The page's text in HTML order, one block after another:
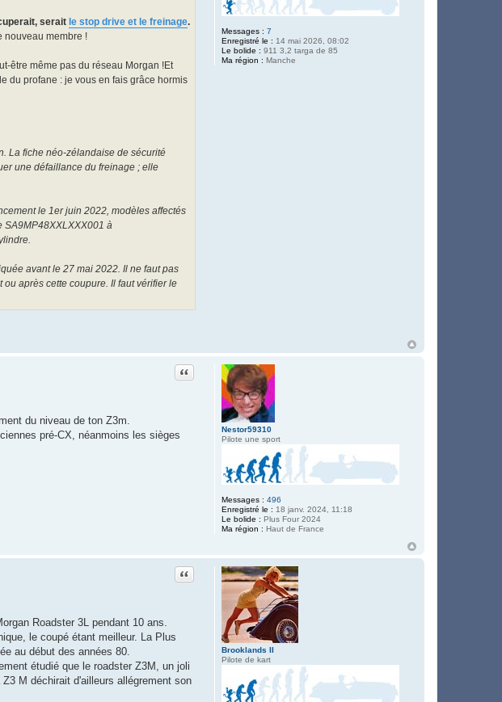
r
P
l
i
p
Messages : 7
Enregistré le : 14 mai 2026, 08:02
Le bolide : 911 3,2 targa de 85
Ma région : Manche
serait le stop drive et le freinage.
nouveau membre !
être même pas du réseau Morgan !Et
du profane : je vous en fais grâce hormis
La fiche néo-zélandaise de sécurité
une défaillance du freinage ; elle
le 1er juin 2022, modèles affectés
SA9MP48XXLXXX001 à
avant le 27 mai 2022. Il ne faut pas
après cette coupure. Il faut vérifier le
Nestor59310
Pilote une sport
Messages : 496
Enregistré le : 18 janv. 2024, 11:18
Le bolide : Plus Four 2024
Ma région : Haut de France
Citation
du niveau de ton Z3m.
pré-CX, néanmoins les sièges
Brooklands II
Pilote de kart
Citation
Roadster 3L pendant 10 ans.
le coupé étant meilleur. La Plus
au début des années 80.
étudié que le roadster Z3M, un joli
M déchirait d'ailleurs allégrement son